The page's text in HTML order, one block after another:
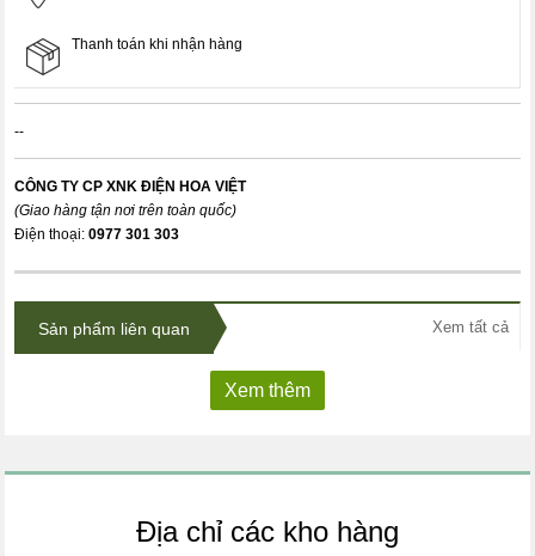
Thanh toán khi nhận hàng
--
CÔNG TY CP XNK ĐIỆN HOA VIỆT
(Giao hàng tận nơi trên toàn quốc)
Điện thoại:0977 301 303
Sản phẩm liên quan Xem tất cả
Xem thêm
Địa chỉ các kho hàng